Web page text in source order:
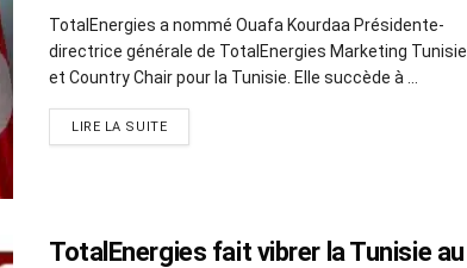
TotalEnergies a nommé Ouafa Kourdaa Présidente-
directrice générale de TotalEnergies Marketing Tunisie
et Country Chair pour la Tunisie. Elle succède à ...
LIRE LA SUITE
TotalEnergies fait vibrer la Tunisie au